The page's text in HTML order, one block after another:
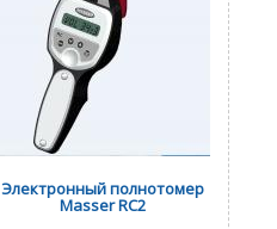
Электронный полнотомер
Masser RC2